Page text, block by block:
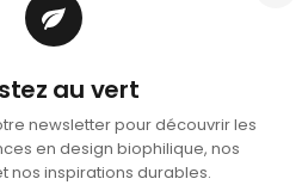
au vert
newsletter pour découvrir les
en design biophilique, nos
nos inspirations durables.